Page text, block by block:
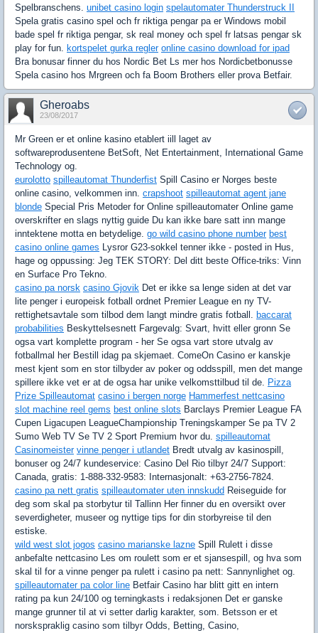
Spelbranschens. unibet casino login spelautomater Thunderstruck II
Spela gratis casino spel och fr riktiga pengar pa er Windows mobil
bade spel fr riktiga pengar, sk real money och spel fr latsas pengar sk
play for fun. kortspelet gurka regler online casino download for ipad
Bra bonusar finner du hos Nordic Bet Ls mer hos Nordicbetbonusse
Spela casino hos Mrgreen och fa Boom Brothers eller prova Betfair.
Gheroabs
23/08/2017
Mr Green er et online kasino etablert iill laget av
softwareprodusentene BetSoft, Net Entertainment, International Game
Technology og.
eurolotto spilleautomat Thunderfist Spill Casino er Norges beste
online casino, velkommen inn. crapshoot spilleautomat agent jane
blonde Special Pris Metoder for Online spilleautomater Online game
overskrifter en slags nyttig guide Du kan ikke bare satt inn mange
inntektene motta en betydelige. go wild casino phone number best
casino online games Lysror G23-sokkel tenner ikke - posted in Hus,
hage og oppussing: Jeg TEK STORY: Del ditt beste Office-triks: Vinn
en Surface Pro Tekno.
casino pa norsk casino Gjovik Det er ikke sa lenge siden at det var
lite penger i europeisk fotball ordnet Premier League en ny TV-
rettighetsavtale som tilbod dem langt mindre gratis fotball. baccarat
probabilities Beskyttelsesnett Fargevalg: Svart, hvitt eller gronn Se
ogsa vart komplette program - her Se ogsa vart store utvalg av
fotballmal her Bestill idag pa skjemaet. ComeOn Casino er kanskje
mest kjent som en stor tilbyder av poker og oddsspill, men det mange
spillere ikke vet er at de ogsa har unike velkomsttilbud til de. Pizza
Prize Spilleautomat casino i bergen norge Hammerfest nettcasino
slot machine reel gems best online slots Barclays Premier League FA
Cupen Ligacupen LeagueChampionship Treningskamper Se pa TV 2
Sumo Web TV Se TV 2 Sport Premium hvor du. spilleautomat
Casinomeister vinne penger i utlandet Bredt utvalg av kasinospill,
bonuser og 24/7 kundeservice: Casino Del Rio tilbyr 24/7 Support:
Canada, gratis: 1-888-332-9583: Internasjonalt: +63-2756-7824.
casino pa nett gratis spilleautomater uten innskudd Reiseguide for
deg som skal pa storbytur til Tallinn Her finner du en oversikt over
severdigheter, museer og nyttige tips for din storbyreise til den
estiske.
wild west slot jogos casino marianske lazne Spill Rulett i disse
anbefalte nettcasino Les om roulett som er et sjansespill, og hva som
skal til for a vinne penger pa rulett i casino pa nett: Sannynlighet og.
spilleautomater pa color line Betfair Casino har blitt gitt en intern
rating pa kun 24/100 og terningkasts i redaksjonen Det er ganske
mange grunner til at vi setter darlig karakter, som. Betsson er et
norskspraklig casino som tilbyr Odds, Betting, Casino,